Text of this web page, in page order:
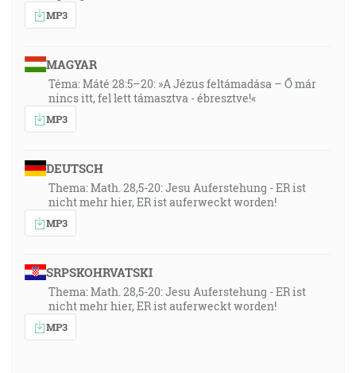
MP3
MAGYAR
Téma: Máté 28:5–20: »A Jézus feltámadása – Ő már
nincs itt, fel lett támasztva - ébresztve!«
MP3
DEUTSCH
Thema: Math. 28,5-20: Jesu Auferstehung - ER ist
nicht mehr hier, ER ist auferweckt worden!
MP3
SRPSKOHRVATSKI
Thema: Math. 28,5-20: Jesu Auferstehung - ER ist
nicht mehr hier, ER ist auferweckt worden!
MP3